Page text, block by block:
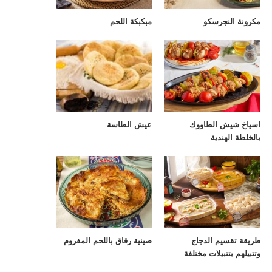
مكرونة النجرسكو مبكبكة اللحم
اسياخ شيش الطاووك
بالخلطة الهندية
عيش الطاسة
طريقة تقسيم الدجاج
وتتبيلهم بتتبيلات مختلفة
صينية رقاق باللحم المفروم